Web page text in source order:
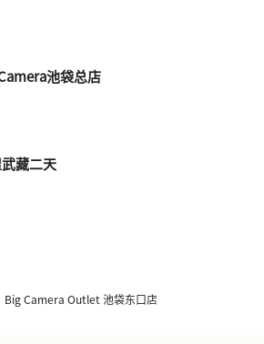
池袋总店
藏二天
Big Camera Outlet 池袋东口店